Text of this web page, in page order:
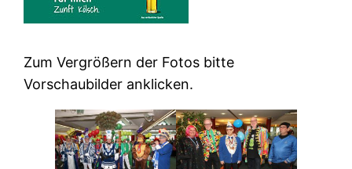
Zum Vergrößern der Fotos bitte
Vorschaubilder anklicken.